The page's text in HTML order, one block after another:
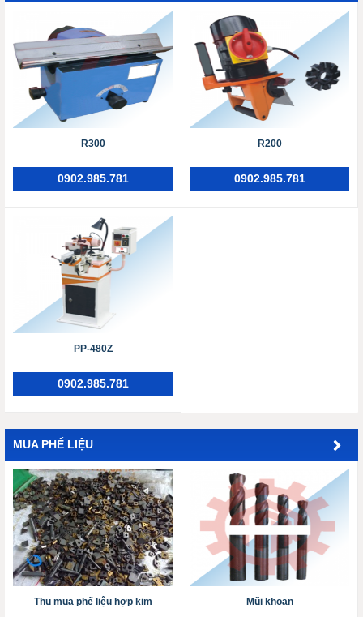
R300
0902.985.781
R200
0902.985.781
PP-480Z
0902.985.781
MUA PHẾ LIỆU
Thu mua phế liệu hợp kim Mũi khoan